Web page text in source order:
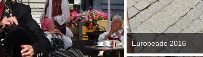
Europeade 2016
7. September 2016